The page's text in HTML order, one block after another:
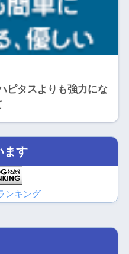
ピタスよりも強力にな
ます
ンキング